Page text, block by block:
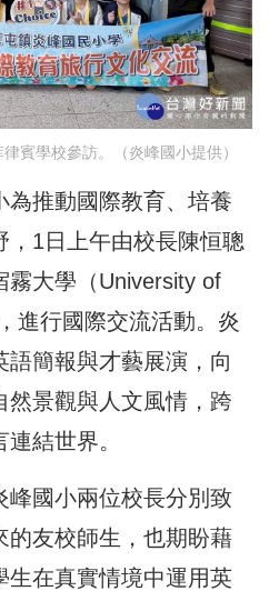
賓學校參訪。（炎峰國小提供）
為推動國際教育、培養
，1日上午由校長陳恒聰
霧大學（University of
進行國際交流活動。炎
簡報與才藝展演，向
然景觀與人文風情，跨
結世界。
峰國小兩位校長分別致
的友校師生，也期盼藉
生在真實情境中運用英